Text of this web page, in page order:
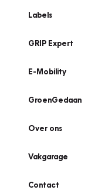
Labels
GRIP Expert
E-Mobility
GroenGedaan
Over ons
Vakgarage
Contact